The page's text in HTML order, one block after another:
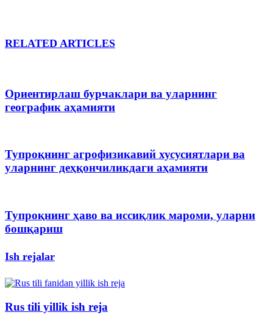
RELATED ARTICLES
Ориентирлаш бурчаклари ва уларнинг
географик аҳамияти
Тупроқнинг агрофизикавий хусусиятлари ва
уларнинг деҳқончиликдаги аҳамияти
Тупроқнинг ҳаво ва иссиқлик мароми, уларни
бошқариш
Ish rejalar
Rus tili yillik ish reja